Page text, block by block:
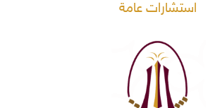
استشارات عامة